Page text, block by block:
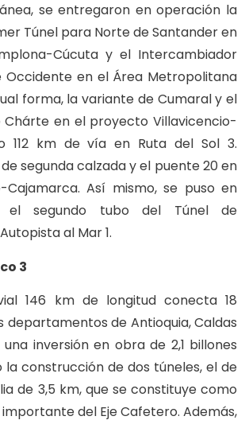
se entregaron en operación la
Túnel para Norte de Santander en
Cúcuta y el Intercambiador
Occidente en el Área Metropolitana
forma, la variante de Cumaral y el
Chárte en el proyecto Villavicencio-
112 km de vía en Ruta del Sol 3.
segunda calzada y el puente 20 en
Cajamarca. Así mismo, se puso en
el segundo tubo del Túnel de
al Mar 1.
3
146 km de longitud conecta 18
departamentos de Antioquia, Caldas
una inversión en obra de 2,1 billones
la construcción de dos túneles, el de
de 3,5 km, que se constituye como
del Eje Cafetero. Además,